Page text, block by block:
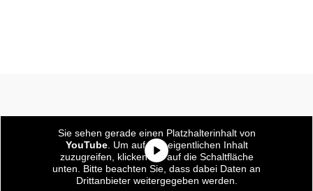
Sie sehen gerade einen Platzhalterinhalt von
YouTube. Um auf den eigentlichen Inhalt
zuzugreifen, klicken Sie auf die Schaltfläche
unten. Bitte beachten Sie, dass dabei Daten an
Drittanbieter weitergegeben werden.